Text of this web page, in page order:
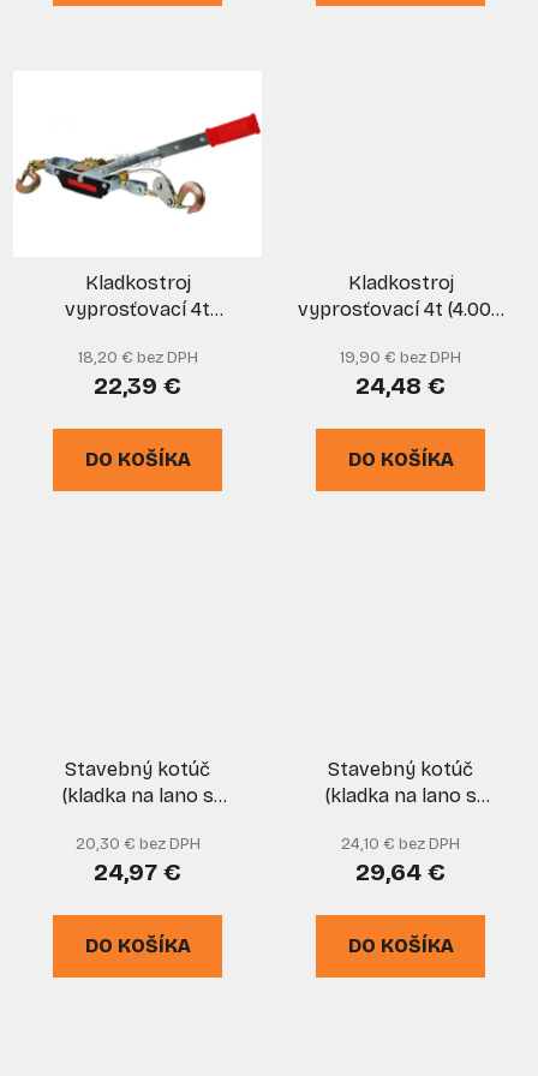
Kladkostroj
vyprosťovací 4t
mm, dĺžka lana 2,5 m,
GEKO
18,20 € bez DPH
22,39 €
DO KOŠÍKA
Kladkostroj
vyprosťovací 4t (4.000
dĺžka lana 2,5 m, MAR-
POL
19,90 € bez DPH
24,48 €
DO KOŠÍKA
Stavebný kotúč
(kladka na lano s
XL-TOOLS
20,30 € bez DPH
24,97 €
DO KOŠÍKA
Stavebný kotúč
(kladka na lano s
XL-TOOLS
24,10 € bez DPH
29,64 €
DO KOŠÍKA